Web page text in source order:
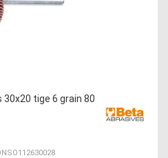
30x20 tige 6 grain 80